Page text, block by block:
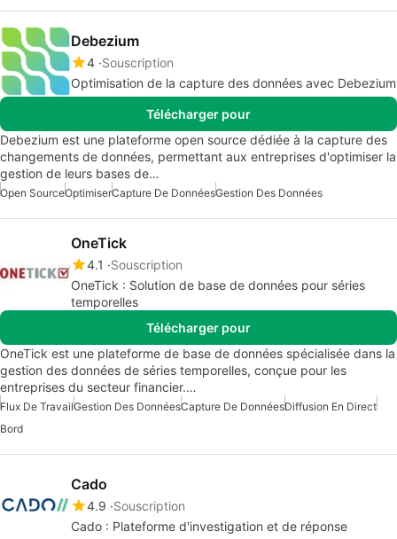
Debezium
4 Souscription
Optimisation de la capture des données avec Debezium
Télécharger pour
Debezium est une plateforme open source dédiée à la capture des
changements de données, permettant aux entreprises d'optimiser la
gestion de leurs bases de…
Open SourceOptimiserCapture De DonnéesGestion Des Données
OneTick
4.1
Souscription
OneTick : Solution de base de données pour séries
temporelles
Télécharger pour
OneTick est une plateforme de base de données spécialisée dans la
gestion des données de séries temporelles, conçue pour les
entreprises du secteur financier.…
Flux De TravailGestion Des DonnéesCapture De DonnéesDiffusion En Direct
Bord
Cado
4.9 Souscription
Cado : Plateforme d'investigation et de réponse